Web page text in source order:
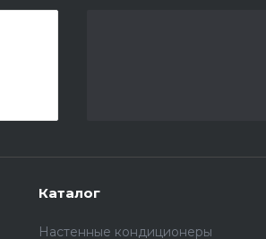
Каталог
Настенные кондиционеры